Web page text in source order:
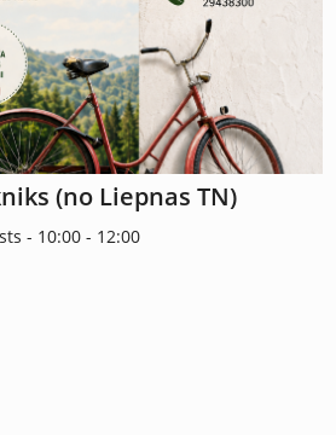
(no Liepnas TN)
- 10:00 - 12:00